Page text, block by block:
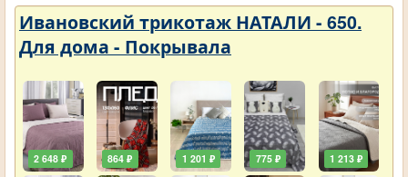
Ивановский трикотаж НАТАЛИ - 650.
Для дома - Покрывала
2 648 ₽ 864 ₽ 1 201 ₽ 775 ₽ 1 213 ₽